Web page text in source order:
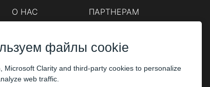
О НАС ПАРТНЕРАМ
Корпоративным клиентам
файлы cookie
Microsoft Clarity and third-party cookies to personalize
web traffic.